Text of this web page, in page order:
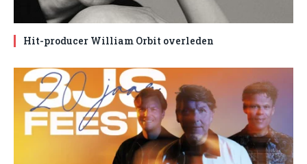
Hit-producer William Orbit overleden